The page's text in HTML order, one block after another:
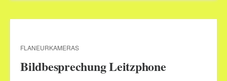
FLANEURKAMERAS
Bildbesprechung Leitzphone